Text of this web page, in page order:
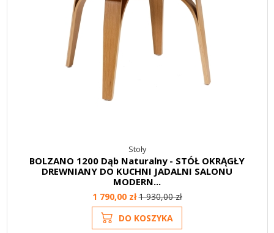
Stoły
BOLZANO 1200 Dąb Naturalny - STÓŁ OKRĄGŁY
DREWNIANY DO KUCHNI JADALNI SALONU
MODERN...
1 790,00 zł1 930,00 zł
DO KOSZYKA